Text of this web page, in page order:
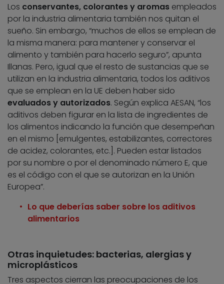
Los conservantes, colorantes y aromas empleados
por la industria alimentaria también nos quitan el
sueño. Sin embargo, “muchos de ellos se emplean de
la misma manera: para mantener y conservar el
alimento y también para hacerlo seguro”, apunta
Illanas. Pero, igual que el resto de sustancias que se
utilizan en la industria alimentaria, todos los aditivos
que se emplean en la UE deben haber sido
evaluados y autorizados. Según explica AESAN, “los
aditivos deben figurar en la lista de ingredientes de
los alimentos indicando la función que desempeñan
en el mismo [emulgentes, estabilizantes, correctores
de acidez, colorantes, etc.]. Pueden estar listados
por su nombre o por el denominado número E, que
es el código con el que se autorizan en la Unión
Europea”.
Lo que deberías saber sobre los aditivos
alimentarios
Otras inquietudes: bacterias, alergias y
microplásticos
Tres aspectos cierran las preocupaciones de los